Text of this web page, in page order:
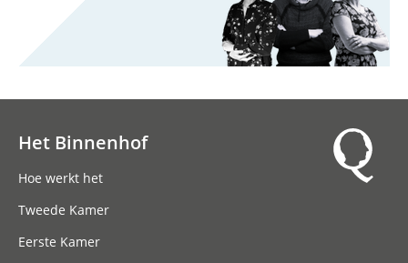
Het Binnenhof
Hoe werkt het
Tweede Kamer
Eerste Kamer